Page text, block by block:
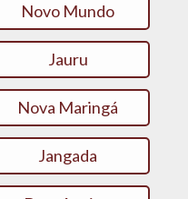
Novo Mundo
Jauru
Nova Maringá
Jangada